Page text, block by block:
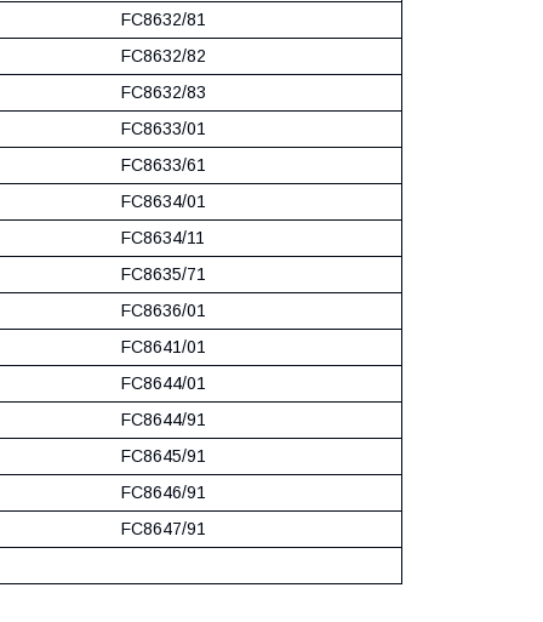
FC8632/81
FC8632/82
FC8632/83
FC8633/01
FC8633/61
FC8634/01
FC8634/11
FC8635/71
FC8636/01
FC8641/01
FC8644/01
FC8644/91
FC8645/91
FC8646/91
FC8647/91